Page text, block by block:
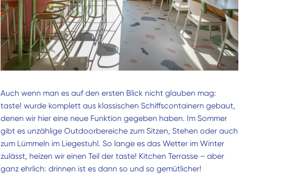
Auch wenn man es auf den ersten Blick nicht glauben mag:
taste! wurde komplett aus klassischen Schiffscontainern gebaut,
denen wir hier eine neue Funktion gegeben haben. Im Sommer
gibt es unzählige Outdoorbereiche zum Sitzen, Stehen oder auch
zum Lümmeln im Liegestuhl. So lange es das Wetter im Winter
zulässt, heizen wir einen Teil der taste! Kitchen Terrasse – aber
ganz ehrlich: drinnen ist es dann so und so gemütlicher!